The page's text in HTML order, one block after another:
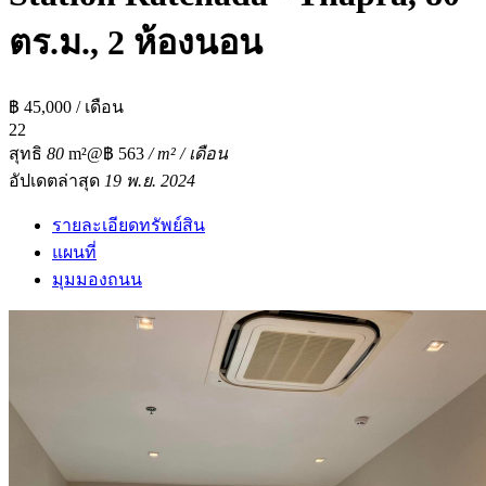
ตร.ม., 2 ห้องนอน
฿ 45,000 / เดือน
22
สุทธิ 80 m²@฿ 563 / m² / เดือน
อัปเดตล่าสุด 19 พ.ย. 2024
รายละเอียดทรัพย์สิน
แผนที่
มุมมองถนน